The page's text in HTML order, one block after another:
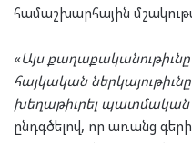
համաշխարհային
«Այս
հայկական
խեղաթիւրել պատմական
ընդգծելով, որ առանց